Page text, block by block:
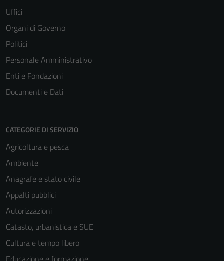
Uffici
Organi di Governo
Politici
Personale Amministrativo
Enti e Fondazioni
Documenti e Dati
CATEGORIE DI SERVIZIO
Agricoltura e pesca
Ambiente
Anagrafe e stato civile
Appalti pubblici
Autorizzazioni
Catasto, urbanistica e SUE
Cultura e tempo libero